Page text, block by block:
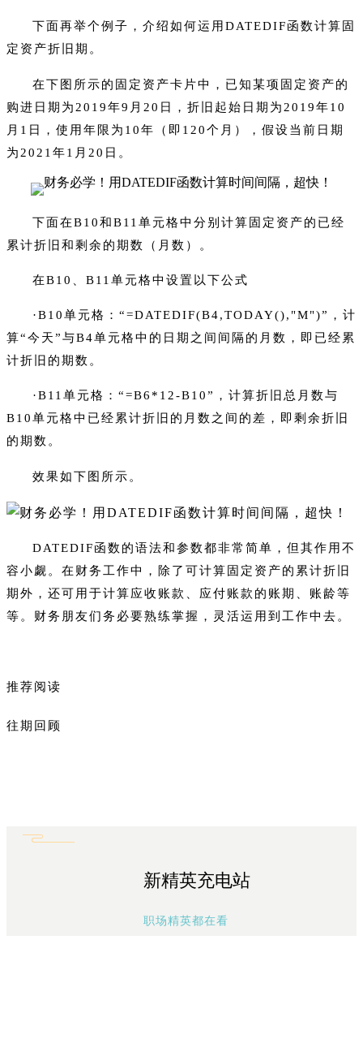
下面再举个例子，介绍如何运用DATEDIF函数计算固
定资产折旧期。
在下图所示的固定资产卡片中，已知某项固定资产的
购进日期为2019年9月20日，折旧起始日期为2019年10
月1日，使用年限为10年（即120个月），假设当前日期
为2021年1月20日。
下面在B10和B11单元格中分别计算固定资产的已经
累计折旧和剩余的期数（月数）。
在B10、B11单元格中设置以下公式
·B10单元格：“=DATEDIF(B4,TODAY(),"M")”，计
算“今天”与B4单元格中的日期之间间隔的月数，即已经累
计折旧的期数。
·B11单元格：“=B6*12-B10”，计算折旧总月数与
B10单元格中已经累计折旧的月数之间的差，即剩余折旧
的期数。
效果如下图所示。
DATEDIF函数的语法和参数都非常简单，但其作用不
容小觑。在财务工作中，除了可计算固定资产的累计折旧
期外，还可用于计算应收账款、应付账款的账期、账龄等
等。财务朋友们务必要熟练掌握，灵活运用到工作中去。
推荐阅读
往期回顾
新精英充电站
职场精英都在看